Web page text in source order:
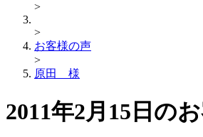
>
>
お客様の声
>
原田 様
2011年2月15日の